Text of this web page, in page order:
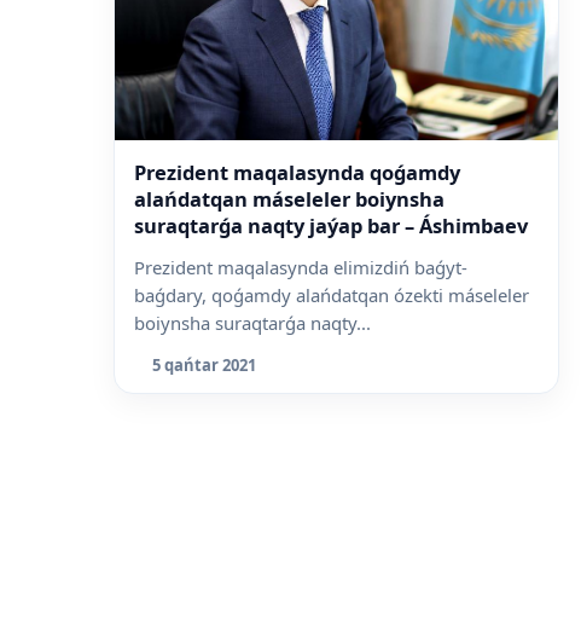
Prezident maqalasynda qoǵamdy
alańdatqan máseleler boiynsha
suraqtarǵa naqty jaýap bar – Áshimbaev
Prezident maqalasynda elimizdiń baǵyt-
baǵdary, qoǵamdy alańdatqan ózekti máseleler
boiynsha suraqtarǵa naqty...
5 qańtar 2021